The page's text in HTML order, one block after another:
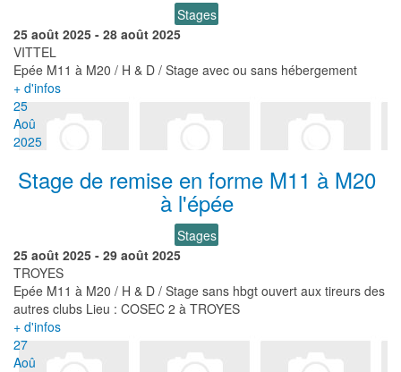
Stages
25 août 2025 - 28 août 2025
VITTEL
Epée M11 à M20 / H & D / Stage avec ou sans hébergement
+ d'infos
25
Aoû
2025
Stage de remise en forme M11 à M20
à l'épée
Stages
25 août 2025 - 29 août 2025
TROYES
Epée M11 à M20 / H & D / Stage sans hbgt ouvert aux tireurs des
autres clubs Lieu : COSEC 2 à TROYES
+ d'infos
27
Aoû